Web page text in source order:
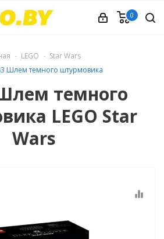
0
LEGO
Star Wars
Шлем темного штурмовика
темного
LEGO Star
Wars
equalizer